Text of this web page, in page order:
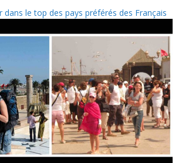
le top des pays préférés des Français